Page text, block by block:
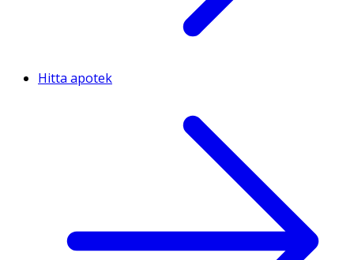
Hitta apotek